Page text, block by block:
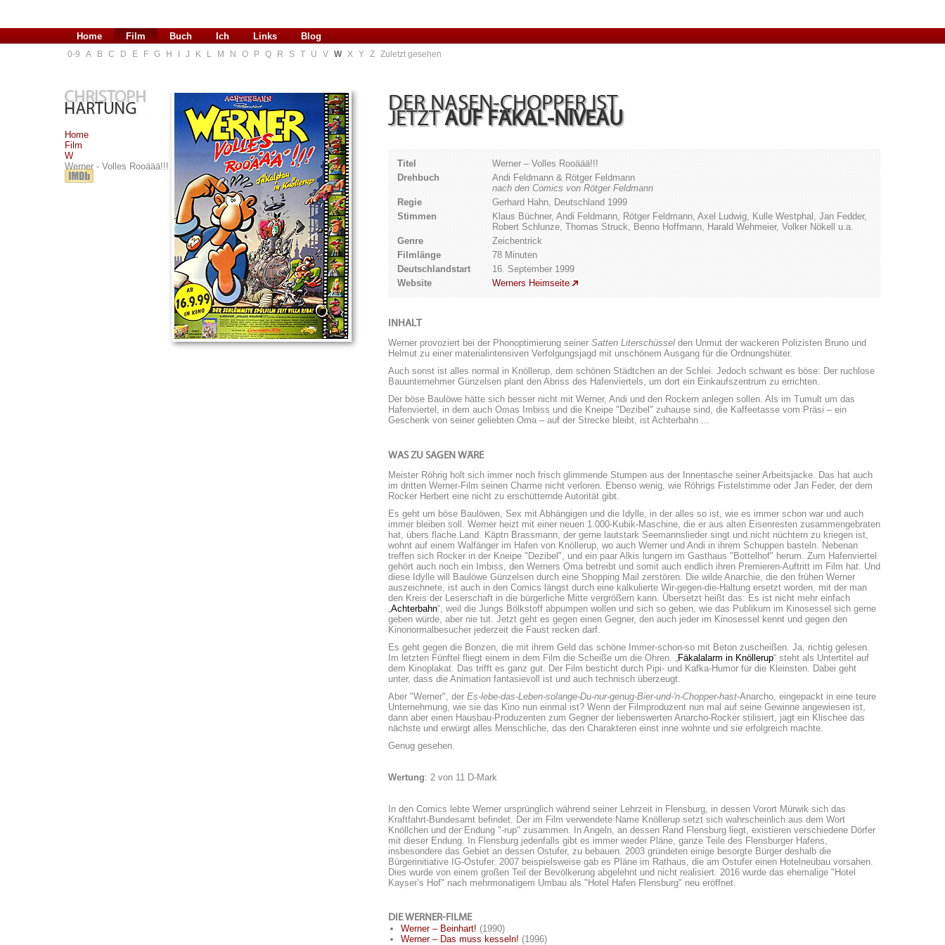
Home Film Buch Ich Links Blog
0-9 A B C D E F G H J K L M N O P Q R S T U V W X Y Z Zuletzt gesehen
Home
Film
W
Werner - Volles Rooäää!!!
DER NASEN-CHOPPER IST
JETZTAUF FÄKAL-NIVEAU
Titel
Werner – Volles Rooäää!!!
Drehbuch
Andi Feldmann & Rötger Feldmann
nach den Comics von Rötger Feldmann
Regie
Gerhard Hahn, Deutschland 1999
Stimmen
Klaus Büchner, Andi Feldmann, Rötger Feldmann, Axel Ludwig, Kulle Westphal, Jan Fedder,
Robert Schlunze, Thomas Struck, Benno Hoffmann, Harald Wehmeier, Volker Nökell u.a.
Genre
Zeichentrick
Filmlänge
78 Minuten
Deutschlandstart
16. September 1999
Website
Werners Heimseite
INHALT
Werner provoziert bei der Phonoptimierung seiner Satten Literschüssel den Unmut der wackeren Polizisten Bruno und
Helmut zu einer materialintensiven Verfolgungsjagd mit unschönem Ausgang für die Ordnungshüter.
Auch sonst ist alles normal in Knöllerup, dem schönen Städtchen an der Schlei. Jedoch schwant es böse: Der ruchlose
Bauunternehmer Günzelsen plant den Abriss des Hafenviertels, um dort ein Einkaufszentrum zu errichten.
Der böse Baulöwe hätte sich besser nicht mit Werner, Andi und den Rockern anlegen sollen. Als im Tumult um das
Hafenviertel, in dem auch Omas Imbiss und die Kneipe "Dezibel" zuhause sind, die Kaffeetasse vom Präsi – ein
Geschenk von seiner geliebten Oma – auf der Strecke bleibt, ist Achterbahn ...
WAS ZU SAGEN WÄRE
Meister Röhrig holt sich immer noch frisch glimmende Stumpen aus der Innentasche seiner Arbeitsjacke. Das hat auch
im dritten Werner-Film seinen Charme nicht verloren. Ebenso wenig, wie Röhrigs Fistelstimme oder Jan Feder, der dem
Rocker Herbert eine nicht zu erschütternde Autorität gibt.
Es geht um böse Baulöwen, Sex mit Abhängigen und die Idylle, in der alles so ist, wie es immer schon war und auch
immer bleiben soll. Werner heizt mit einer neuen 1.000-Kubik-Maschine, die er aus alten Eisenresten zusammengebraten
hat, übers flache Land. Käptn Brassmann, der gerne lautstark Seemannslieder singt und nicht nüchtern zu kriegen ist,
wohnt auf einem Walfänger im Hafen von Knöllerup, wo auch Werner und Andi in ihrem Schuppen basteln. Nebenan
treffen sich Rocker in der Kneipe "Dezibel", und ein paar Alkis lungern im Gasthaus "Bottelhof" herum. Zum Hafenviertel
gehört auch noch ein Imbiss, den Werners Oma betreibt und somit auch endlich ihren Premieren-Auftritt im Film hat. Und
diese Idylle will Baulöwe Günzelsen durch eine Shopping Mail zerstören. Die wilde Anarchie, die den frühen Werner
auszeichnete, ist auch in den Comics längst durch eine kalkulierte Wir-gegen-die-Haltung ersetzt worden, mit der man
den Kreis der Leserschaft in die bürgerliche Mitte vergrößern kann. Übersetzt heißt das: Es ist nicht mehr einfach
„Achterbahn“, weil die Jungs Bölkstoff abpumpen wollen und sich so geben, wie das Publikum im Kinosessel sich gerne
geben würde, aber nie tut. Jetzt geht es gegen einen Gegner, den auch jeder im Kinosessel kennt und gegen den
Kinonormalbesucher jederzeit die Faust recken darf.
Es geht gegen die Bonzen, die mit ihrem Geld das schöne Immer-schon-so mit Beton zuscheißen. Ja, richtig gelesen.
Im letzten Fünftel fliegt einem in dem Film die Scheiße um die Ohren. „Fäkalalarm in Knöllerup“ steht als Untertitel auf
dem Kinoplakat. Das trifft es ganz gut. Der Film besticht durch Pipi- und Kafka-Humor für die Kleinsten. Dabei geht
unter, dass die Animation fantasievoll ist und auch technisch überzeugt.
Aber "Werner", der Es-lebe-das-Leben-solange-Du-nur-genug-Bier-und-'n-Chopper-hast-Anarcho, eingepackt in eine teure
Unternehmung, wie sie das Kino nun einmal ist? Wenn der Filmproduzent nun mal auf seine Gewinne angewiesen ist,
dann aber einen Hausbau-Produzenten zum Gegner der liebenswerten Anarcho-Rocker stilisiert, jagt ein Klischee das
nächste und erwürgt alles Menschliche, das den Charakteren einst inne wohnte und sie erfolgreich machte.
Genug gesehen.
Wertung: 2 von 11 D-Mark
In den Comics lebte Werner ursprünglich während seiner Lehrzeit in Flensburg, in dessen Vorort Mürwik sich das
Kraftfahrt-Bundesamt befindet. Der im Film verwendete Name Knöllerup setzt sich wahrscheinlich aus dem Wort
Knöllchen und der Endung "-rup" zusammen. In Angeln, an dessen Rand Flensburg liegt, existieren verschiedene Dörfer
mit dieser Endung. In Flensburg jedenfalls gibt es immer wieder Pläne, ganze Teile des Flensburger Hafens,
insbesondere das Gebiet an dessen Ostufer, zu bebauen. 2003 gründeten einige besorgte Bürger deshalb die
Bürgerinitiative IG-Ostufer. 2007 beispielsweise gab es Pläne im Rathaus, die am Ostufer einen Hotelneubau vorsahen.
Dies wurde von einem großen Teil der Bevölkerung abgelehnt und nicht realisiert. 2016 wurde das ehemalige "Hotel
Kayser’s Hof" nach mehrmonatigem Umbau als "Hotel Hafen Flensburg" neu eröffnet.
DIE WERNER-FILME
Werner – Beinhart! (1990)
Werner – Das muss kesseln! (1996)